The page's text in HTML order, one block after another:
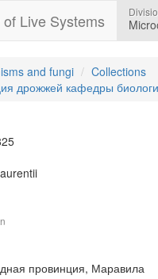
Live Systems
and fungi
Collections
дрожжей кафедры
провинция, Маравила